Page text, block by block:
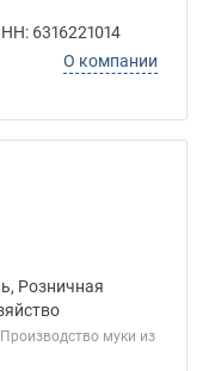
6316221014
О компании
Розничная
муки из